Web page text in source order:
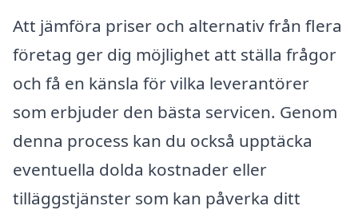
Att jämföra priser och alternativ från flera
företag ger dig möjlighet att ställa frågor
och få en känsla för vilka leverantörer
som erbjuder den bästa servicen. Genom
denna process kan du också upptäcka
eventuella dolda kostnader eller
tilläggstjänster som kan påverka ditt